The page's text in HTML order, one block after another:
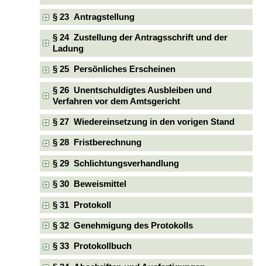
§ 23 Antragstellung
§ 24 Zustellung der Antragsschrift und der
Ladung
§ 25 Persönliches Erscheinen
§ 26 Unentschuldigtes Ausbleiben und
Verfahren vor dem Amtsgericht
§ 27 Wiedereinsetzung in den vorigen Stand
§ 28 Fristberechnung
§ 29 Schlichtungsverhandlung
§ 30 Beweismittel
§ 31 Protokoll
§ 32 Genehmigung des Protokolls
§ 33 Protokollbuch